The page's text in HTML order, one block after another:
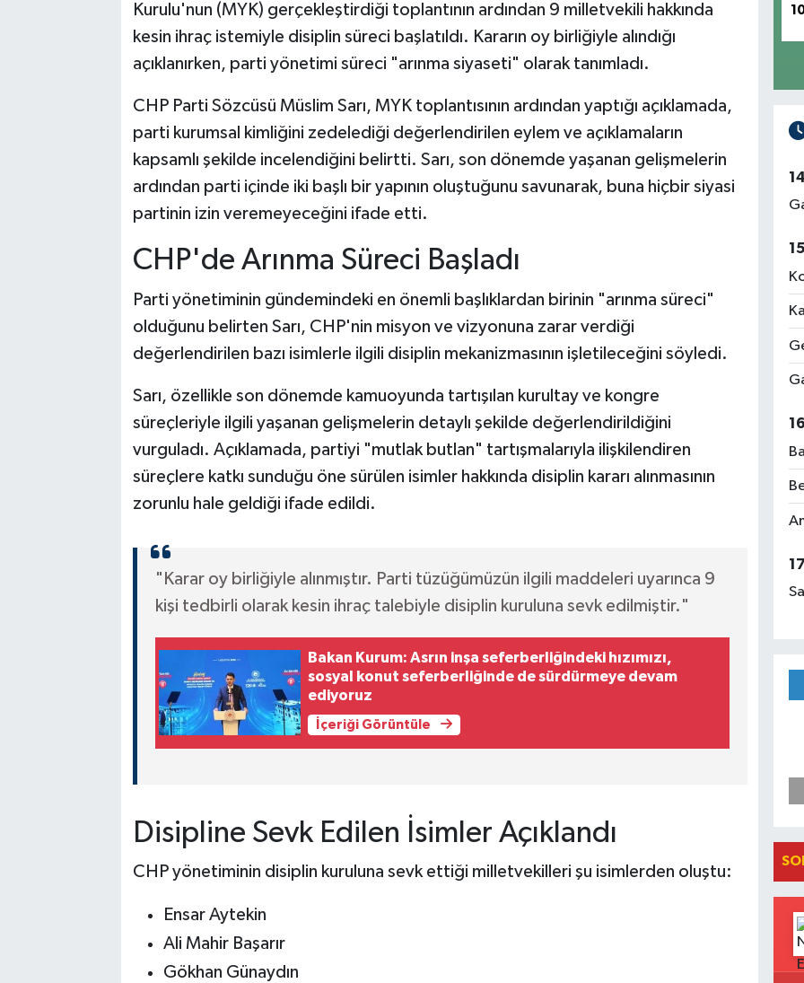
Kurulu'nun (MYK) gerçekleştirdiği toplantının ardından 9 milletvekili hakkında
kesin ihraç istemiyle disiplin süreci başlatıldı. Kararın oy birliğiyle alındığı
açıklanırken, parti yönetimi süreci "arınma siyaseti" olarak tanımladı.
CHP Parti Sözcüsü Müslim Sarı, MYK toplantısının ardından yaptığı açıklamada,
parti kurumsal kimliğini zedelediği değerlendirilen eylem ve açıklamaların
kapsamlı şekilde incelendiğini belirtti. Sarı, son dönemde yaşanan gelişmelerin
ardından parti içinde iki başlı bir yapının oluştuğunu savunarak, buna hiçbir siyasi
partinin izin veremeyeceğini ifade etti.
CHP'de Arınma Süreci Başladı
Parti yönetiminin gündemindeki en önemli başlıklardan birinin "arınma süreci"
olduğunu belirten Sarı, CHP'nin misyon ve vizyonuna zarar verdiği
değerlendirilen bazı isimlerle ilgili disiplin mekanizmasının işletileceğini söyledi.
Sarı, özellikle son dönemde kamuoyunda tartışılan kurultay ve kongre
süreçleriyle ilgili yaşanan gelişmelerin detaylı şekilde değerlendirildiğini
vurguladı. Açıklamada, partiyi "mutlak butlan" tartışmalarıyla ilişkilendiren
süreçlere katkı sunduğu öne sürülen isimler hakkında disiplin kararı alınmasının
zorunlu hale geldiği ifade edildi.
"Karar oy birliğiyle alınmıştır. Parti tüzüğümüzün ilgili maddeleri uyarınca 9
kişi tedbirli olarak kesin ihraç talebiyle disiplin kuruluna sevk edilmiştir."
Bakan Kurum: Asrın inşa seferberliğindeki hızımızı,
sosyal konut seferberliğinde de sürdürmeye devam
ediyoruz
İçeriği Görüntüle
Disipline Sevk Edilen İsimler Açıklandı
CHP yönetiminin disiplin kuruluna sevk ettiği milletvekilleri şu isimlerden oluştu:
Ensar Aytekin
Ali Mahir Başarır
Gökhan Günaydın